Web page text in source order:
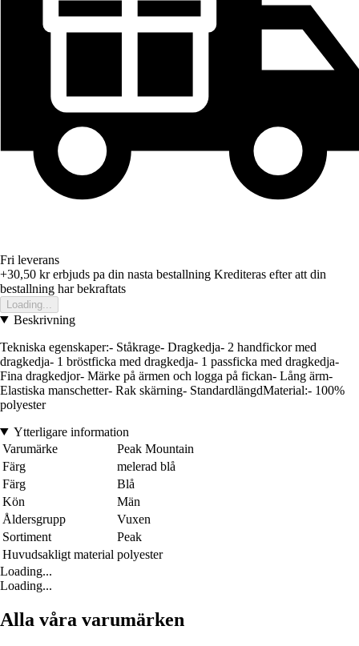
Fri leverans
+30,50 krerbjuds pa din nasta bestallning Krediteras efter att din
bestallning har bekraftats
Loading...
Beskrivning
Tekniska egenskaper:- Ståkrage- Dragkedja- 2 handfickor med
dragkedja- 1 bröstficka med dragkedja- 1 passficka med dragkedja-
Fina dragkedjor- Märke på ärmen och logga på fickan- Lång ärm-
Elastiska manschetter- Rak skärning- StandardlängdMaterial:- 100%
polyester
Ytterligare information
Varumärke
Peak Mountain
Färg
melerad blå
Färg
Blå
Kön
Män
Åldersgrupp
Vuxen
Sortiment
Peak
Huvudsakligt material polyester
Loading...
Loading...
Alla våra varumärken